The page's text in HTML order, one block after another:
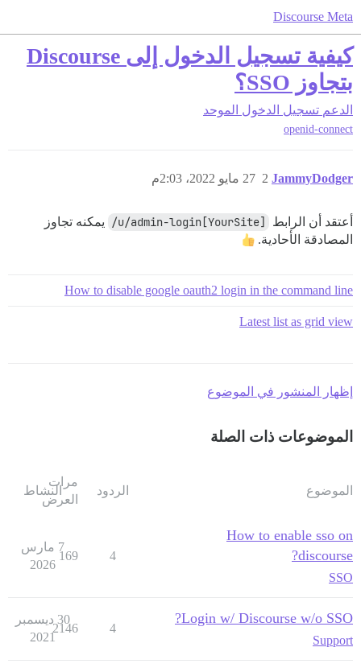
Discourse Meta
كيفية تسجيل الدخول إلى Discourse
بتجاوز SSO؟
الدعم تسجيل الدخول الموحد
openid-connect
JammyDodger 27 مايو 2022، 2:03م 2
أعتقد أن الرابط [YourSite]u/admin-login/
يمكنه تجاوز
المصادقة الأحادية.
How to disable google oauth2 login in the command line
Latest list as grid view
إظهار المنشور في الموضوع
الموضوعات ذات الصلة
الموضوع الردود
مرات
العرض
النشاط
How to enable sso on
discourse?
SSO
4
169
7 مارس
2026
Login w/ Discourse w/o SSO?
Support
4
2146
30 ديسمبر
2021